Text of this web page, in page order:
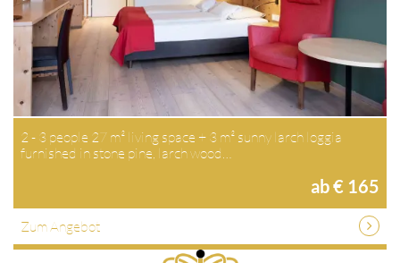
2 - 3 people 27 m² living space + 3 m² sunny larch loggia
furnished in stone pine, larch wood…
ab € 165
Zum Angebot